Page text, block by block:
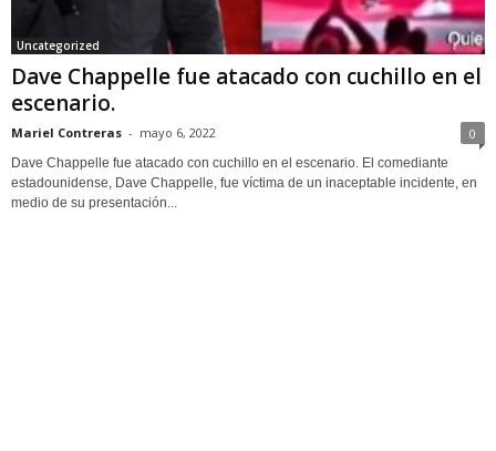
Uncategorized
Dave Chappelle fue atacado con cuchillo en el
escenario.
Mariel Contreras - mayo 6, 2022 0
Dave Chappelle fue atacado con cuchillo en el escenario. El comediante
estadounidense, Dave Chappelle, fue víctima de un inaceptable incidente, en
medio de su presentación...